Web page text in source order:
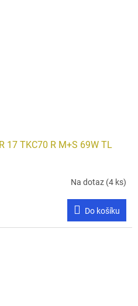
17 TKC70 R M+S 69W TL
Na dotaz (4 ks)
Do košíku